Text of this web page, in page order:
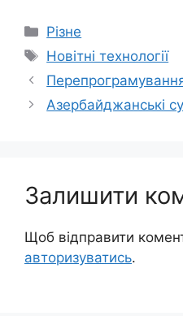
Категорії
Різне
Позначки
Новітні технології
Азербайджанські
Залишити
Щоб відправити
авторизуватись.